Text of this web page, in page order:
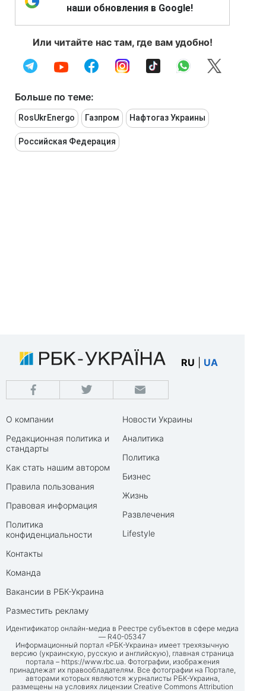
наши обновления в Google!
Или читайте нас там, где вам удобно!
Больше по теме:
RosUkrEnergo Газпром Нафтогаз Украины
Российская Федерация
RU UA
О компании
Редакционная политика и
стандарты
Как стать нашим автором
Правила пользования
Правовая информация
Политика
конфиденциальности
Контакты
Команда
Вакансии в РБК-Украина
Разместить рекламу
Новости Украины
Аналитика
Политика
Бизнес
Жизнь
Развлечения
Lifestyle
Идентификатор онлайн-медиа в Реестре субъектов в сфере медиа
— R40-05347
Информационный портал «РБК-Украина» имеет трехязычную
версию (украинскую, русскую и английскую), главная страница
портала – https://www.rbc.ua. Фотографии, изображения
принадлежат их правообладателям. Все фотографии на Портале,
авторами которых являются журналисты РБК-Украина,
размещены на условиях лицензии Creative Commons Attribution